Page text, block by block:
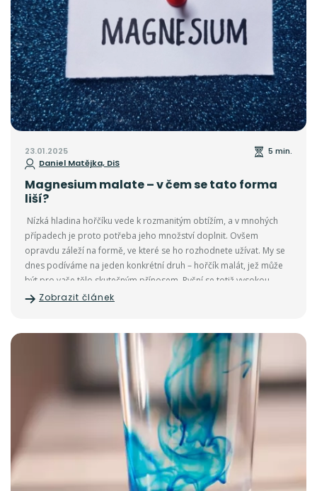
23.01.2025
Daniel Matějka, DiS
5 min.
Magnesium malate – v čem se tato forma
liší?
Nízká hladina hořčíku vede k rozmanitým obtížím, a v mnohých
případech je proto potřeba jeho množství doplnit. Ovšem
opravdu záleží na formě, ve které se ho rozhodnete užívat. My se
dnes podíváme na jeden konkrétní druh – hořčík malát, jež může
být pro vaše tělo skutečným přínosem. Pyšní se totiž vysokou
vstřebatelností a svými energizujícími schopnostmi.
Zobrazit článek